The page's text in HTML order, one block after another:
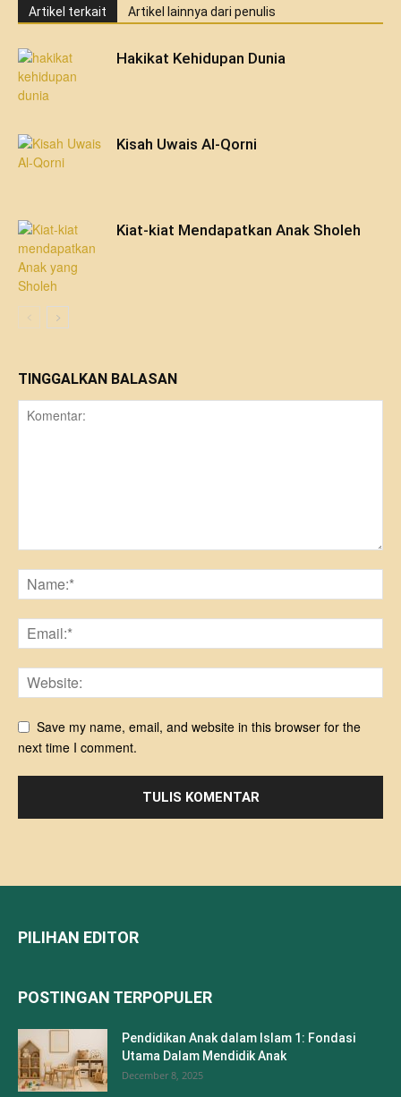
Artikel terkait Artikel lainnya dari penulis
Hakikat Kehidupan Dunia
Kisah Uwais Al-Qorni
Kiat-kiat Mendapatkan Anak Sholeh
TINGGALKAN BALASAN
Save my name, email, and website in this browser for the
next time I comment.
PILIHAN EDITOR
POSTINGAN TERPOPULER
Pendidikan Anak dalam Islam 1: Fondasi
Utama Dalam Mendidik Anak
December 8, 2025